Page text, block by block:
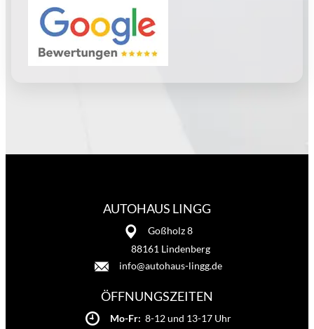
AUTOHAUS LINGG
Goßholz 8
88161 Lindenberg
info@autohaus-lingg.de
ÖFFNUNGSZEITEN
Mo-Fr: 8-12 und 13-17 Uhr